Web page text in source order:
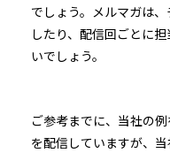
でしょう。メルマガは
したり、配信回ごとに
いでしょう。
ご参考までに、当社の
を配信していますが、